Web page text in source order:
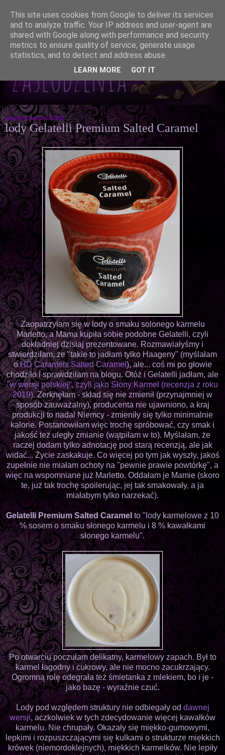
piątek, 8 kwietnia 2022
lody Gelatelli Premium Salted Caramel
Zaopatrzyłam się w lody o smaku solonego karmelu
Marletto, a Mama kupiła sobie podobne Gelatelli, czyli
dokładniej dzisiaj prezentowane. Rozmawiałyśmy i
stwierdziłam, że "takie to jadłam tylko Haageny" (myślałam
oHD Caramels Salted Caramel), ale... coś mi po głowie
chodziło i sprawdziłam na blogu. Otóż i Gelatelli jadłam, ale
"w wersji polskiej", czyli jako Słony Karmel (recenzja z roku
2019). Zerknęłam - skład się nie zmienił (przynajmniej w
sposób zauważalny), producenta nie ujawniono, a kraj
produkcji to nadal Niemcy - zmieniły się tylko minimalnie
kalorie. Postanowiłam więc trochę spróbować, czy smak i
jakość też uległy zmianie (wątpiłam w to). Myślałam, że
raczej dodam tylko adnotację pod starą recenzją, ale jak
widać... Życie zaskakuje. Co więcej po tym jak wyszły, jakoś
zupełnie nie miałam ochoty na "pewnie prawie powtórkę", a
więc na wspomniane już Marletto. Oddałam je Mamie (skoro
te, już tak trochę spoilerując, jej tak smakowały, a ja
miałabym tylko narzekać).
Gelatelli Premium Salted Caramel to "lody karmelowe z 10
% sosem o smaku słonego karmelu i 8 % kawałkami
słonego karmelu".
Po otwarciu poczułam delikatny, karmelowy zapach. Był to
karmel łagodny i cukrowy, ale nie mocno zacukrzający.
Ogromną rolę odegrała też śmietanka z mlekiem, bo i je -
jako bazę - wyraźnie czuć.
Lody pod względem struktury nie odbiegały od dawnej
wersji, aczkolwiek w tych zdecydowanie więcej kawałków
karmelu. Nie chrupały. Okazały się miękko-gumowymi,
lepkimi i rozpuszczającymi się kulkami o strukturze miękkich
krówek (niemordoklejnych), miękkich karmelków. Nie lepiły
This site uses cookies from Google to deliver its services
and to analyze traffic. Your IP address and user-agent are
shared with Google along with performance and security
metrics to ensure quality of service, generate usage
statistics, and to detect and address abuse.
LEARN MORE GOT IT